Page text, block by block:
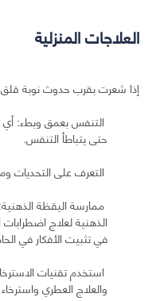
العلاجات المنزلية
إذا شعرت بقرب حدوث نوبة قلق
التنفس بعمق وبطء: أي
حتى يتباطأ التنفس.
التعرف على التحديات
ممارسة اليقظة
الذهنية لعلاج
في تثبيت الأفكار في
استخدم تقنيات
والعلاج العطري